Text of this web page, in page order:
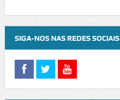
SIGA-NOS NAS REDES SOCIAIS